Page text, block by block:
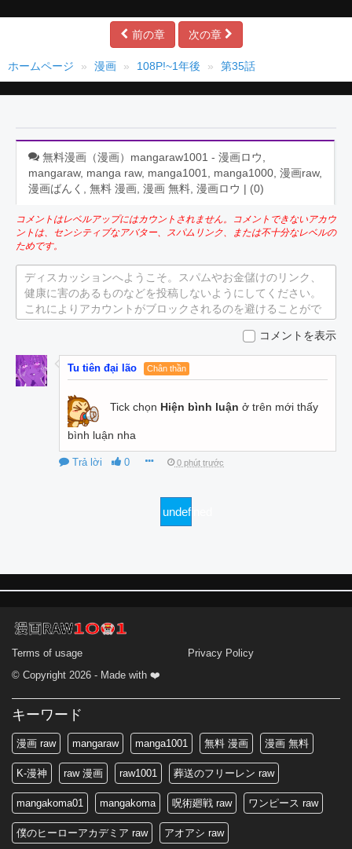
前の章 次の章
ホームページ 漫画 108P!~1年後 第35話
無料漫画（漫画）mangaraw1001 - 漫画ロウ,
mangaraw, manga raw, manga1001, manga1000, 漫画raw,
漫画ばんく, 無料 漫画, 漫画 無料, 漫画ロウ | (0)
コメントはレベルアップにはカウントされません。コメントできないアカウ
ントは、センシティブなアバター、スパムリンク、または不十分なレベルの
ためです。
ディスカッションへようこそ。スパムやお金儲けのリンク、
健康に害のあるものなどを投稿しないようにしてください。
これによりアカウントがブロックされるのを避けることがで
コメントを表示
Tu tiên đại lão Chân thần
Tick chọn Hiện bình luận ở trên mới thấy
bình luận nha
Trả lời 0 0 phút trước
undefined
Terms of usage
Privacy Policy
© Copyright 2026 - Made with ❤️
キーワード
漫画 raw mangaraw manga1001 無料 漫画 漫画 無料
K-漫神 raw 漫画 raw1001 葬送のフリーレン raw
mangakoma01 mangakoma 呪術廻戦 raw ワンピース raw
僕のヒーローアカデミア raw アオアシ raw